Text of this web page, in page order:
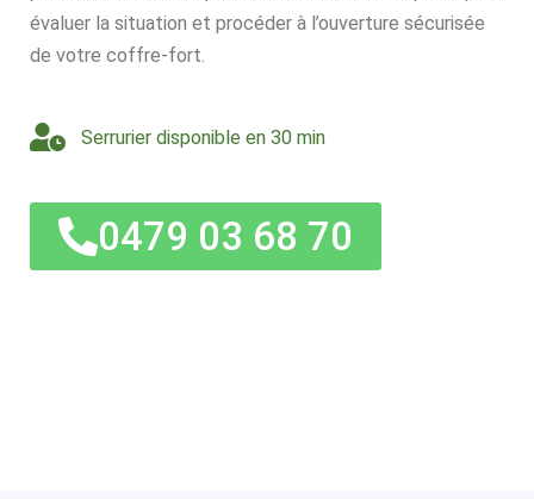
évaluer la situation et procéder à l’ouverture sécurisée
de votre coffre-fort.
Serrurier disponible en 30 min
0479 03 68 70